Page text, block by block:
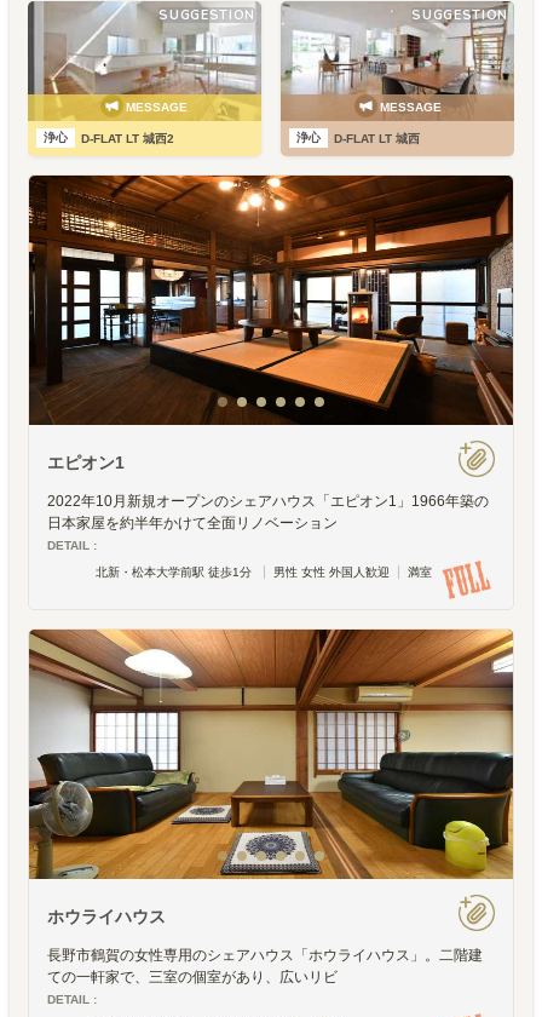
MESSAGE
浄心 D-FLAT LT 城西2
SUGGESTION
MESSAGE
浄心 D-FLAT LT 城西
SUGGESTION
エピオン1
2022年10月新規オープンのシェアハウス「エピオン1」1966年築の
日本家屋を約半年かけて全面リノベーション
DETAIL :
北新・松本大学前駅 徒歩1分
男性 女性 外国人歓迎 満室
ホウライハウス
長野市鶴賀の女性専用のシェアハウス「ホウライハウス」。二階建
ての一軒家で、三室の個室があり、広いリビ
DETAIL :